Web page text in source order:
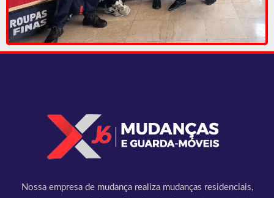
Nossa empresa de mudança realiza mudanças residenciais,